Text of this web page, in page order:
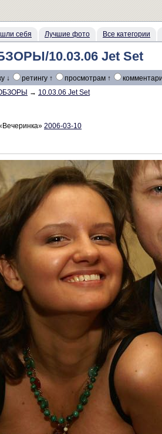
себя Лучшие фото Все категории
10.03.06 Jet Set
↓ ретингу ↑ просмотрам ↑
→ 10.03.06 Jet Set
2006-03-10